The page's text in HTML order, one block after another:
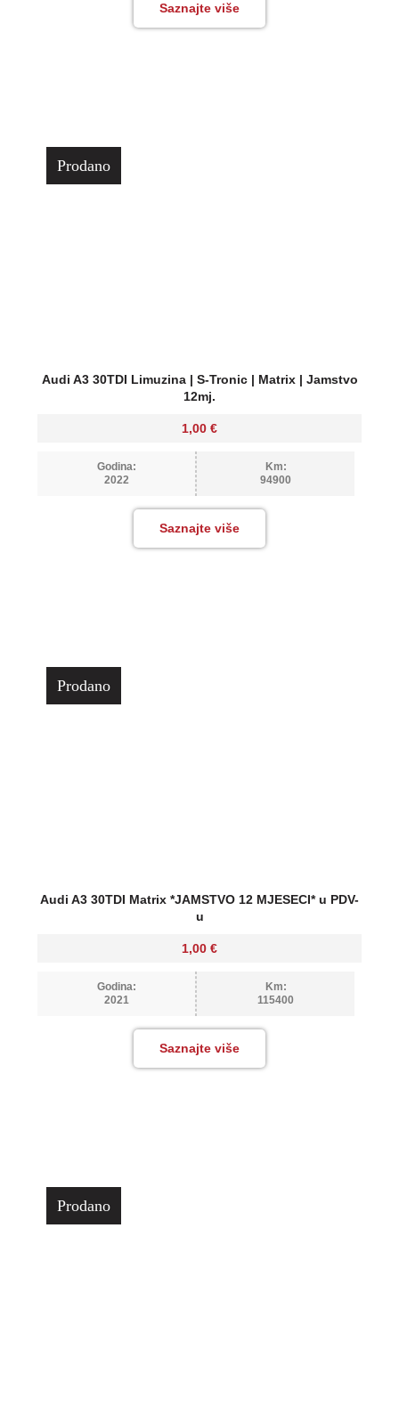
Saznajte više
Prodano
Audi A3 30TDI Limuzina | S-Tronic | Matrix | Jamstvo
12mj.
1,00 €
Godina:
2022
Km:
94900
Saznajte više
Prodano
Audi A3 30TDI Matrix *JAMSTVO 12 MJESECI* u PDV-
u
1,00 €
Godina:
2021
Km:
115400
Saznajte više
Prodano